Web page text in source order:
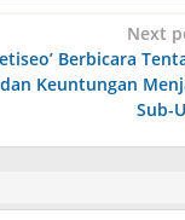
Next
Berbicara
Keuntungan
Sub-